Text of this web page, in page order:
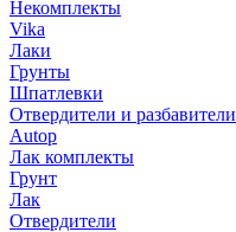
Некомплекты
Vika
Лаки
Грунты
Шпатлевки
Отвердители и разбавители
Autop
Лак комплекты
Грунт
Лак
Отвердители